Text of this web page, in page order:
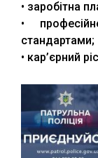
• заробітна
•
стандартами;
• кар’єрний